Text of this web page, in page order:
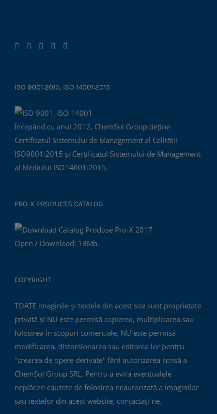
ISO 9001:2015, ISO 14001:2015
Începând cu anul 2012, ChemSol Group deține
Certificatul Sistemului de Management al Calității
ISO9001:2015 și Certificatul Sistemului de Management
al Mediului ISO14001:2015.
PRO-X PRODUCTS CATALOG
Open / Download: 13Mb.
COPYRIGHT
TOATE imaginile și textele din acest site sunt proprietate
privată și NU este permisă copierea, multiplicarea sau
folosirea în scopuri comerciale, NU este permisă
modificarea, distorsionarea sau editarea lor pentru
"crearea de opere derivate" fără autorizarea scrisă a
ChemSol Group SRL. Pentru a evita eventualele
neplăceri cauzate de folosirea neautorizată a imaginilor
sau textelor din acest website, contactați-ne.